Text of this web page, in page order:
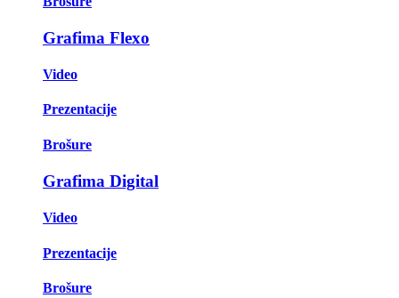
Grafima Flexo
Video
Prezentacije
Brošure
Grafima Digital
Video
Prezentacije
Brošure